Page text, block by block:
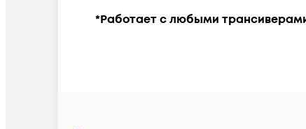
*Работает с любыми